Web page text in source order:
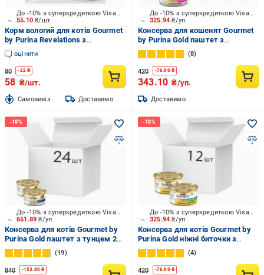
55.10₴/шт.
До -10% з суперкредиткою Visa Вигода
Корм вологий для котів Gourmet
by Purina Revelations з
яловичиною 2 x 57 г
оцінити
80 -22 ₴
58 ₴/шт.
Cамовивіз Доставимо
325.94₴/уп.
До -10% з суперкредиткою Visa Вигода
Консерва для кошенят Gourmet
by Purina Gold паштет з
телятиною 12 шт. 85 г
8
420 -76.90₴
343.10 ₴/уп.
Доставимо
651.89₴/уп.
До -10% з суперкредиткою Visa Вигода
Консерва для котів Gourmet by
Purina Gold паштет з тунцем 24
шт. 85 г
19
840 -153.80 ₴
325.94₴/уп.
До -10% з суперкредиткою Visa Вигода
Консерва для котів Gourmet by
Purina Gold ніжні биточки з
куркою і морквою 12 шт. 85 г
4
420 -76.90₴